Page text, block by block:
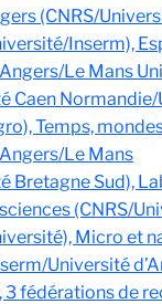
(CNRS/
Inserm),
Le Mans
Caen
Temps,
Le Mans
Bretagne Sud),
(CNRS/
Micro et
Université
, 3 fédérations de